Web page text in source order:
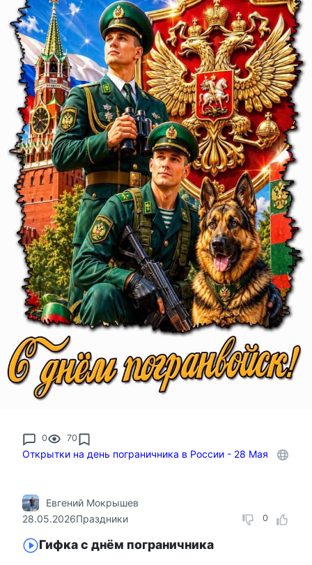
0 70
Открытки на день пограничника в России - 28 Мая
0
Евгений Мокрышев
28.05.2026Праздники
Гифка с днём пограничника